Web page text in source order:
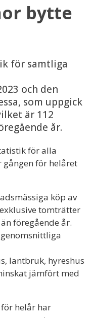
bytte
för samtliga
och den
som uppgick
är 112
år.
för alla
för helåret
köp av
tomträtter
föregående år.
lantbruk, hyreshus
jämfört med
helår har